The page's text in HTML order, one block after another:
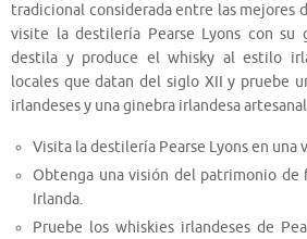
tradicional considerada entre las mejores
visite la destilería Pearse Lyons con su
destila y produce el whisky al estilo
locales que datan del siglo XII y pruebe
irlandeses y una ginebra irlandesa
Visita la destilería Pearse Lyons en una
Obtenga una visión del patrimonio de
Irlanda.
Pruebe los whiskies irlandeses de